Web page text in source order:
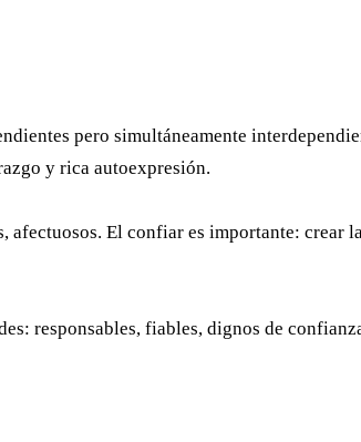
pero simultáneamente
y rica autoexpresión.
afectuosos. El confiar es importante: crear
responsables, fiables, dignos de